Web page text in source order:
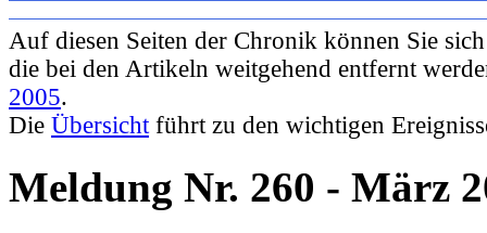
Auf diesen Seiten der Chronik können Sie
die bei den Artikeln weitgehend entfernt
2005.
Die Übersicht führt zu den wichtigen
Meldung Nr. 260 - März